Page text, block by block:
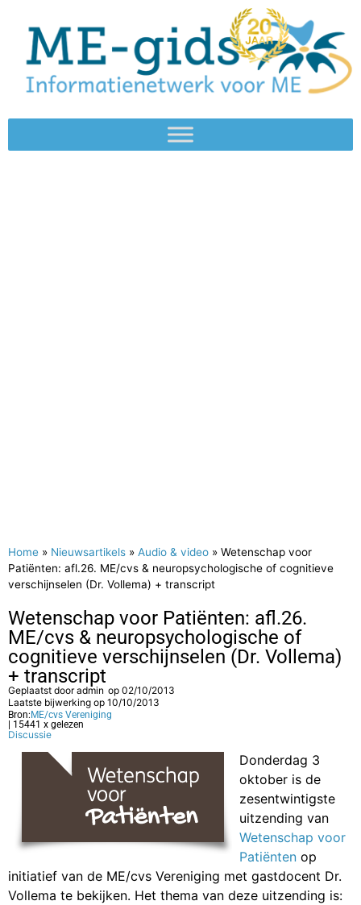
Home » Nieuwsartikels » Audio & video » Wetenschap voor
Patiënten: afl.26. ME/cvs & neuropsychologische of cognitieve
verschijnselen (Dr. Vollema) + transcript
Wetenschap voor Patiënten: afl.26.
ME/cvs & neuropsychologische of
cognitieve verschijnselen (Dr. Vollema)
+ transcript
Geplaatst dooradmin op 02/10/2013
Laatste bijwerking op 10/10/2013
Bron: ME/cvs Vereniging
| 15441 x gelezen
Discussie
Donderdag 3
oktober is de
zesentwintigste
uitzending van
Wetenschap voor
Patiënten op
initiatief van de ME/cvs Vereniging met gastdocent Dr.
Vollema te bekijken. Het thema van deze uitzending is: